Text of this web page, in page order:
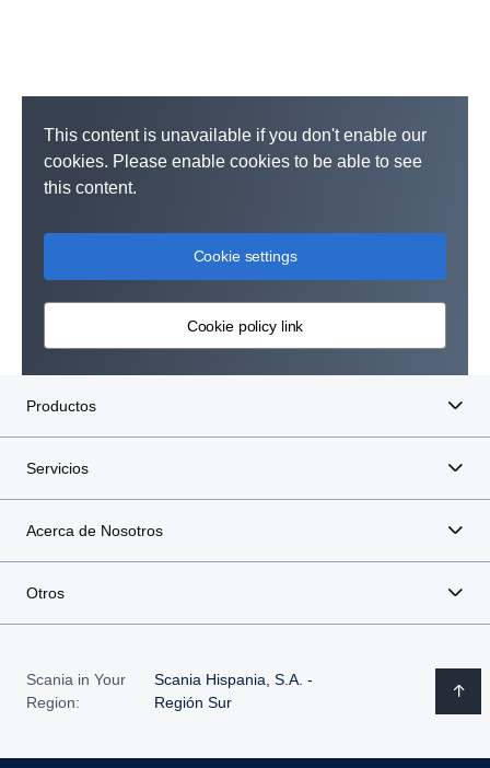
This content is unavailable if you don't enable our
cookies. Please enable cookies to be able to see
this content.
Cookie settings
Cookie policy link
Productos
Servicios
Acerca de Nosotros
Otros
Scania in Your
Region:
Scania Hispania, S.A. -
Región Sur